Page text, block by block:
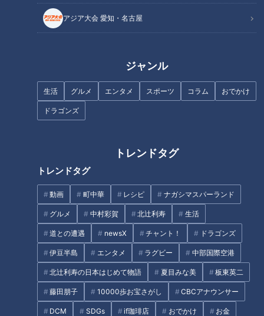
アジア大会 愛知・名古屋
ジャンル
生活 グルメ エンタメ スポーツ コラム おでかけ
ドラゴンズ
トレンドタグ
トレンドタグ
動画 町中華 レシピ ナガシマスパーランド
グルメ 中村彩賀 北辻利寿 生活
道との遭遇 newsX チャント！ ドラゴンズ
伊豆半島 エンタメ ラグビー 中部国際空港
北辻利寿の日本はじめて物語 夏目みな美 板東英二
藤田朋子 10000歩お宝さがし CBCアナウンサー
DCM SDGs if珈琲店 おでかけ お金
CBCテレビ『チャント！』食べなきゃ損する！愛されフード
名古屋市中川区の太平通り沿いに立つ巨大なカウボーイの人形
が目を引く「ハローキッド 太平通店」。来年で創業50年を迎
えるこの老舗ハンバーグレストランは、地元の人々に愛され続
けています。